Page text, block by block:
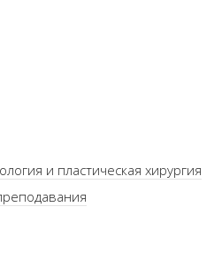
и пластическая хирургия